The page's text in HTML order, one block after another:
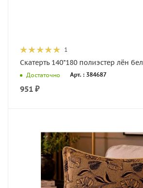
1
Скатерть 140*180 полиэстер лён
Достаточно Арт. : 384687
951 ₽